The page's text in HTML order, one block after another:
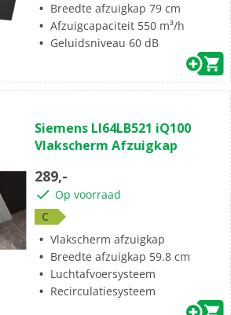
Breedte afzuigkap 79 cm
Afzuigcapaciteit 550 m³/h
Geluidsniveau 60 dB
Siemens LI64LB521 iQ100
Vlakscherm Afzuigkap
289,-
Op voorraad
C
Vlakscherm afzuigkap
Breedte afzuigkap 59.8 cm
Luchtafvoersysteem
Recirculatiesysteem